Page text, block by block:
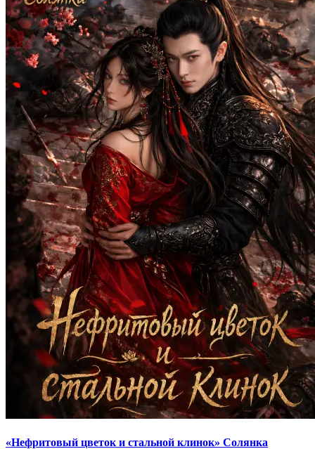
«Нефритовый цветок и стальной клинок» Солянка